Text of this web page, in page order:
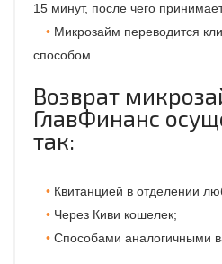
15 минут, после чего
Микрозайм переводится
способом.
Возврат
ГлавФинанс
так:
Квитанцией в отделении
Через Киви кошелек;
Способами аналогичными